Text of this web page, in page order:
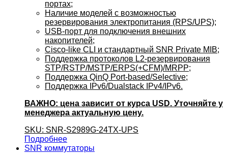
портах;
Наличие моделей с возможностью
резервирования электропитания (RPS/UPS);
USB-порт для подключения внешних
накопителей;
Cisco-like CLI и стандартный SNR Private MIB;
Поддержка протоколов L2-резервирования
STP/RSTP/MSTP/ERPS(+CFM)/MRPP;
Поддержка QinQ Port-based/Selective;
Поддержка IPv6/Dualstack IPv4/IPv6.
ВАЖНО: цена зависит от курса USD. Уточняйте у
менеджера актуальную цену.
SKU: SNR-S2989G-24TX-UPS
Подробнее
SNR коммутаторы